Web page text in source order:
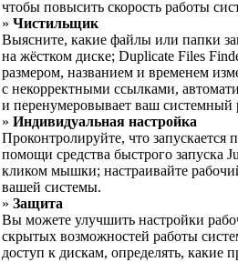
чтобы повысить скорость работы
» Чистильщик
Выясните, какие файлы или папки
на жёстком диске; Duplicate Files
размером, названием и временем
с некорректными ссылками,
и перенумеровывает ваш системный
» Индивидуальная настройка
Проконтролируйте, что
помощи средства быстрого запуска
кликом мышки; настраивайте
вашей системы.
» Защита
Вы можете улучшить настройки
скрытых возможностей работы
доступ к дискам, определять,